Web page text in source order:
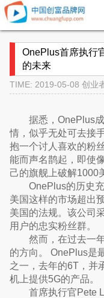
OnePlus首席执行
的未来
TIME: 2019-05-08 创业
据悉，OnePlus
情，似乎无处可去接
抱一个讨人喜欢的粉
能而声名鹊起，即使
己的旗舰上破解1000
OnePlus的历史
美国这样的市场超出
美国的法规。该公司
用户的忠实粉丝群。
然而，在过去一
的方向。 OnePlus是
之一，去年的6T，并
机上提供5G的产品。
首席执行官Pete